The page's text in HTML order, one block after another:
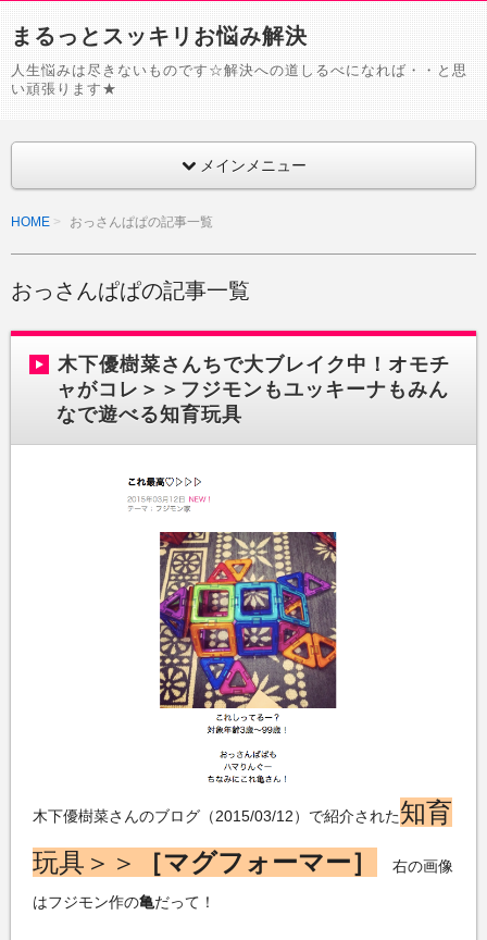
まるっとスッキリお悩み解決
人生悩みは尽きないものです☆解決への道しるべになれば・・と思
い頑張ります★
メインメニュー
HOME おっさんぱぱの記事一覧
おっさんぱぱの記事一覧
木下優樹菜さんちで大ブレイク中！オモチ
ャがコレ＞＞フジモンもユッキーナもみん
なで遊べる知育玩具
木下優樹菜さんのブログ（2015/03/12）で紹介された知育
玩具＞＞
［マグフォーマー］ 右の画像
はフジモン作の亀だって！